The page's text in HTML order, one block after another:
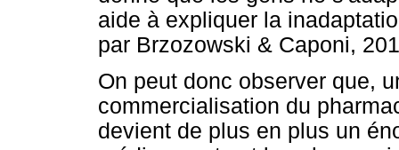
aide à expliquer la
par Brzozowski & Caponi,
On peut donc observer que,
commercialisation du
devient de plus en plus un